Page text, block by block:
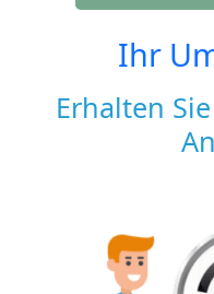
Ihr
Erhalten